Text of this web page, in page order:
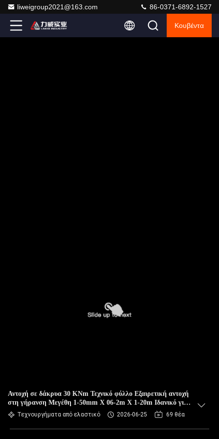
liweigroup2021@163.com 86-0371-6892-1527
Κουβέντα
Αντοχή σε δάκρυα 30 KNm Τεχνικό φύλλο Εξαιρετική αντοχή
στη γήρανση Μεγέθη 1-50mm X 06-2m X 1-20m Ιδανικό για
βαριές βιομηχανικές εφαρμογές
Τεχνουργήματα από ελαστικό 2026-06-25 69 θέα